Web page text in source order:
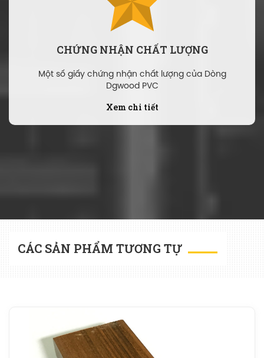
CHỨNG NHẬN CHẤT LƯỢNG
Một số giấy chứng nhận chất lượng của Dòng
Dgwood PVC
Xem chi tiết
CÁC SẢN PHẨM TƯƠNG TỰ